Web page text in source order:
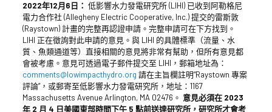
2022年12月6日： 低影響水力發電研究所 (LIHI) 已收到阿勒格尼
電力合作社 (Allegheny Electric Cooperative, Inc.) 提交的雷斯敦
(Raystown) 計畫的完整再認證申請。完整申請可在下方找到。
LIHI 正在徵詢對此申請的意見。與 LIHI 的具體標準（流量、水
質、魚類通道等）直接相關的意見將非常有幫助，但所有意見都
會被考慮。意見可透過電子郵件提交至 LIHI，郵箱地址為：
comments@lowimpacthydro.org 請在主旨欄註明“Raystown 專案
評論”，或郵寄至低影響水力發電研究所，地址：1167
Massachusetts Avenue Arlington, MA 02476。 意見必須在 2023
年 2 月 4 日美國東部時間下午 5 點前送達研究所，研究所才會考